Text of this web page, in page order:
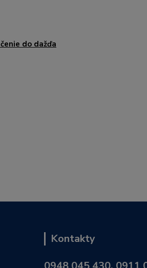
do dažďa
Kontakty